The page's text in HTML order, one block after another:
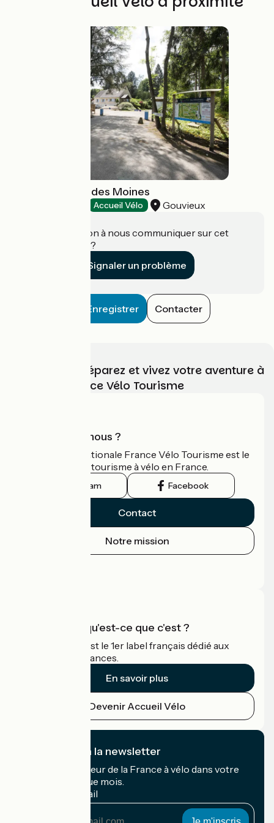
Camping le Pré des Moines
Accueil Vélo Gouvieux
Une information à nous communiquer sur cet
établissement ?
Signaler un problème
Enregistrer Contacter
Choisissez, préparez et vivez votre aventure à
vélo avec France Vélo Tourisme
Qui sommes-nous ?
L'association nationale France Vélo Tourisme est le
guide officiel du tourisme à vélo en France.
Instagram Facebook
Contact
Notre mission
Accueil Vélo qu'est-ce que c'est ?
Accueil Vélo c'est le 1er label français dédié aux
cyclistes en vacances.
En savoir plus
Devenir Accueil Vélo
Je m'abonne à la newsletter
Recevez le meilleur de la France à vélo dans votre
boîte mail chaque mois.
Mon adresse mail